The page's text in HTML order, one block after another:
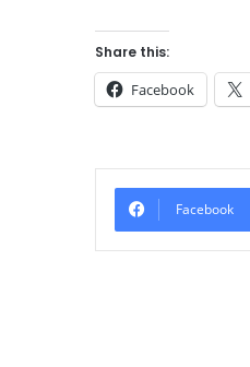
Share this:
Facebook
Facebook